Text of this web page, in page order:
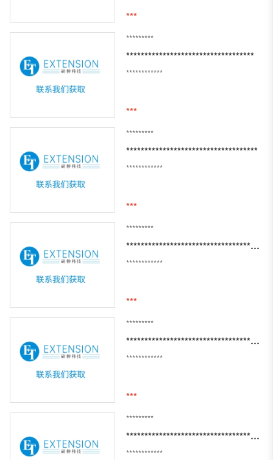
***
*********
***********************************
************
***
*********
************************************
************
***
*********
*************************************************
************
***
*********
************************************************************
************
***
*********
*****************************************
************